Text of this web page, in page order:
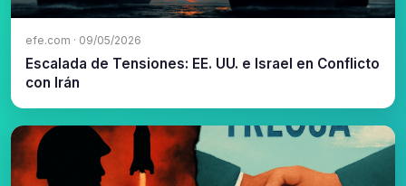
efe.com · 09/05/2026
Escalada de Tensiones: EE. UU. e Israel en Conflicto
con Irán